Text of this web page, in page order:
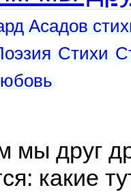
Асадов
Стихи
мы друг
какие